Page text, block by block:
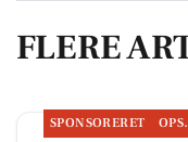
FLERE
SPONSORERET